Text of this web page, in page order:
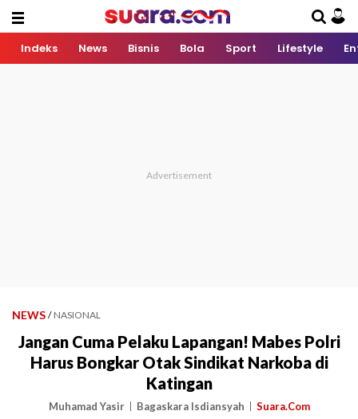
Indeks News Bisnis Bola Sport Lifestyle
NEWS / NASIONAL
Jangan Cuma Pelaku Lapangan! Mabes Polri
Harus Bongkar Otak Sindikat Narkoba di
Katingan
Muhamad Yasir Bagaskara Isdiansyah Suara.Com